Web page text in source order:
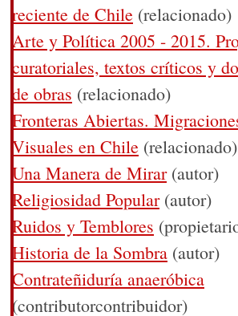
reciente de Chile (relacionado)
Arte y Política 2005 - 2015.
curatoriales, textos críticos y
de obras (relacionado)
Fronteras Abiertas.
Visuales en Chile (relacionado)
Una Manera de Mirar(autor)
Religiosidad Popular(autor)
Ruidos y Temblores
Historia de la Sombra (autor)
Contrateñiduría anaeróbica
(contributorcontribuidor)